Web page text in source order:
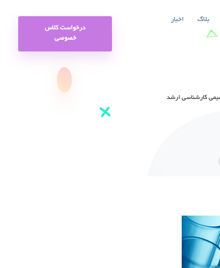
بلاگ اخبار
درخواست کلاس
خصوصی
کارشناسی ارشد